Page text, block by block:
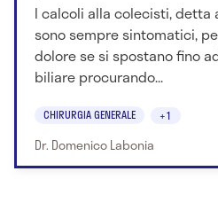
I calcoli alla colecisti, detta
sono sempre sintomatici,
dolore se si spostano fino
biliare procurando...
CHIRURGIA GENERALE +1
Dr. Domenico Labonia